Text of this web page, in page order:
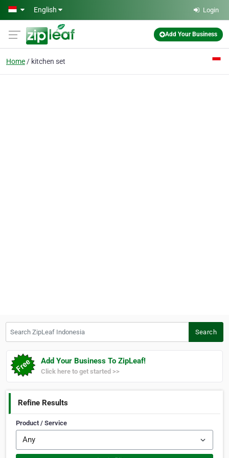
Skip to main content
English Login
Add Your Business
Home kitchen set
Search
Add Your Business To ZipLeaf!
Click here to get started >>
Refine Results
Product / Service